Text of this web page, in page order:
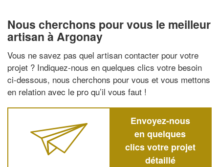
Nous cherchons pour vous le meilleur
artisan à Argonay
Vous ne savez pas quel artisan contacter pour votre
projet ? Indiquez-nous en quelques clics votre besoin
ci-dessous, nous cherchons pour vous et vous mettons
en relation avec le pro qu’il vous faut !
Envoyez-nous
en quelques
clics votre projet
détaillé